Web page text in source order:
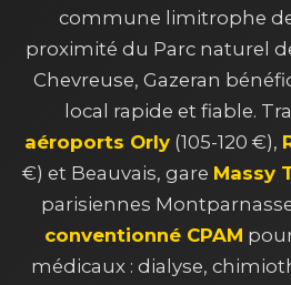
commune limitrophe
proximité du Parc naturel
Chevreuse, Gazeran
local rapide et fiable.
aéroports Orly (105-120 €),
€) et Beauvais, gare Massy
parisiennes
conventionné CPAM
médicaux : dialyse,